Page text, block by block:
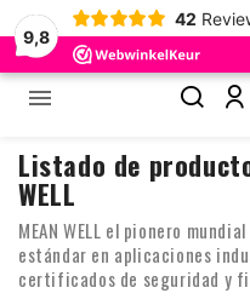
9,8
42

Listado de
WELL
MEAN WELL el pionero
estándar en aplicaciones
certificados de seguridad y